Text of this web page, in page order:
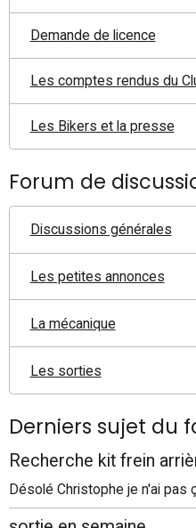
Demande de licence
Les comptes rendus du
Les Bikers et la presse
Forum de
Discussions générales
Les petites annonces
La mécanique
Les sorties
Derniers sujet du
Recherche kit frein
Désolé Christophe je n'ai pas